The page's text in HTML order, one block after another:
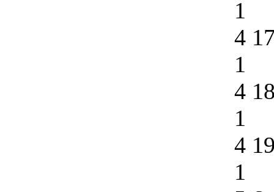
1
4
1
4
1
4
1